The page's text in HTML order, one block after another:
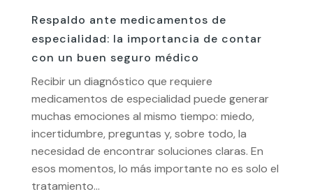
Respaldo ante medicamentos de
especialidad: la importancia de contar
con un buen seguro médico
Recibir un diagnóstico que requiere
medicamentos de especialidad puede generar
muchas emociones al mismo tiempo: miedo,
incertidumbre, preguntas y, sobre todo, la
necesidad de encontrar soluciones claras. En
esos momentos, lo más importante no es solo el
tratamiento...